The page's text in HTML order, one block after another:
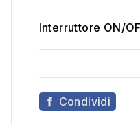
Interruttore ON/
Condividi